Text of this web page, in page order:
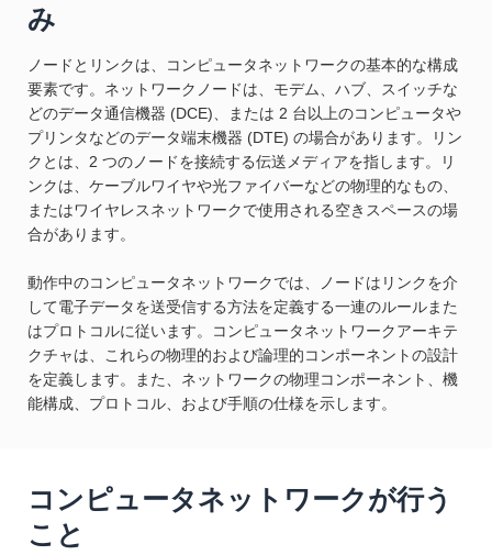
み
ノードとリンクは、コンピュータネットワークの基本的な構成
要素です。ネットワークノードは、モデム、ハブ、スイッチな
どのデータ通信機器 (DCE)、または 2 台以上のコンピュータや
プリンタなどのデータ端末機器 (DTE) の場合があります。リン
クとは、2 つのノードを接続する伝送メディアを指します。リ
ンクは、ケーブルワイヤや光ファイバーなどの物理的なもの、
またはワイヤレスネットワークで使用される空きスペースの場
合があります。
動作中のコンピュータネットワークでは、ノードはリンクを介
して電子データを送受信する方法を定義する一連のルールまた
はプロトコルに従います。コンピュータネットワークアーキテ
クチャは、これらの物理的および論理的コンポーネントの設計
を定義します。また、ネットワークの物理コンポーネント、機
能構成、プロトコル、および手順の仕様を示します。
コンピュータネットワークが行う
こと